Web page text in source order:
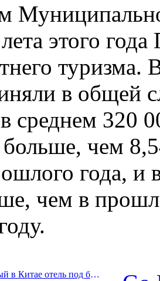
этого
туризма.
в общей
среднем 320
чем
года, и
чем в
Prev:Открыт первый в Китае отель под брендом Jinmao Jiayue